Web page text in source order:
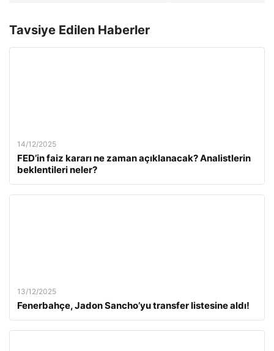
Tavsiye Edilen Haberler
14/12/2025
FED’in faiz kararı ne zaman açıklanacak? Analistlerin
beklentileri neler?
13/12/2025
Fenerbahçe, Jadon Sancho’yu transfer listesine aldı!